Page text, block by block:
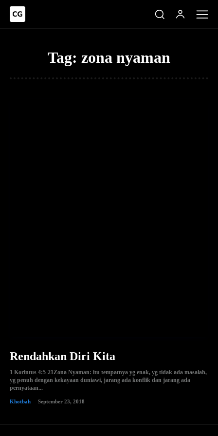
Tag: zona nyaman
Rendahkan Diri Kita
1 Korintus 4:5-21Zona Nyaman: itu tempatnya yg enak, yg tidak ada masalah,
yg penuh dengan kekayaan duniawi, jarang ada konflik dan jarang ada
pernyataan...
Khotbah September 23, 2018